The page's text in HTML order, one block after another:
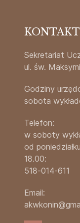
KONTAKT
Sekretariat
ul. św.
Godziny
sobota
Telefon:
w soboty
od
18.00:
518-014-611
Email: